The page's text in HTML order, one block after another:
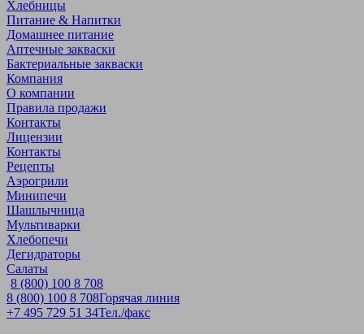
Хлебницы
Питание & Напитки
Домашнее питание
Аптечные закваски
Бактериальные закваски
Компания
О компании
Правила продажи
Контакты
Лицензии
Контакты
Рецепты
Аэрогрили
Минипечи
Шашлычница
Мультиварки
Хлебопечи
Дегидраторы
Салаты
8 (800) 100 8 708
8 (800) 100 8 708Горячая линия
+7 495 729 51 34Тел./факс